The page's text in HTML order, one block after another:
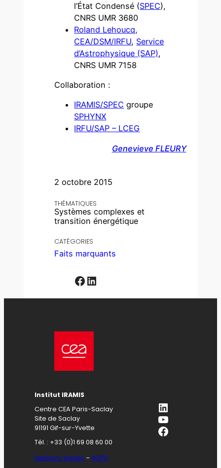
2 octobre 2015
THÉMATIQUES
Systèmes complexes et
transition énergétique
CATÉGORIES
Faits marquants
Facebook LinkedIn
l’État Condensé (SPEC),
CNRS UMR 3680
Roland Lehoucq,
CEA/DSM/IRFU, Service
d’Astrophysique (SAP),
CNRS UMR 7158
Collaboration :
IRAMIS/SPEC groupe
SPHYNX
IRFU/SAP – LCEG
Genevieve FLEURY
Institut IRAMIS
Centre CEA Paris-Saclay
Site de Saclay
91191 Gif-sur-Yvette
Tél. : +33 (0)1 69 08 60 00
Mentions légales – RGPD
LinkedIn
YouTube
Facebook